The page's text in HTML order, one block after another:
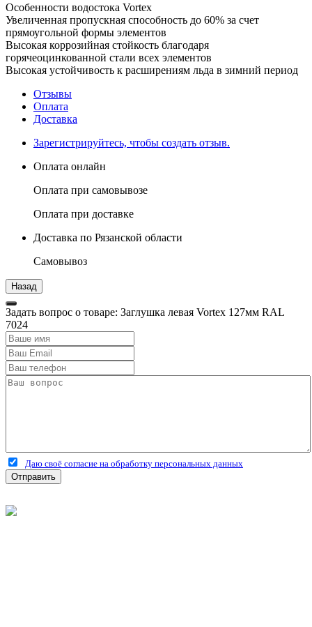
Особенности водостока Vortex
Увеличенная пропускная способность до 60% за счет
прямоугольной формы элементов
Высокая коррозийная стойкость благодаря
горячеоцинкованной стали всех элементов
Высокая устойчивость к расширениям льда в зимний период
Отзывы
Оплата
Доставка
Зарегистрируйтесь, чтобы создать отзыв.
Оплата онлайн
Оплата при самовывозе
Оплата при доставке
Доставка по Рязанской области
Самовывоз
Задать вопрос о товаре: Заглушка левая Vortex 127мм RAL
7024
Даю своё согласие на обработку персональных данных
Отправить